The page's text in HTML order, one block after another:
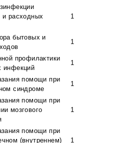
и расходных
1
бытовых и
1
профилактики
инфекций
1
помощи при
синдроме
1
помощи при
мозгового
1
помощи при
(внутреннем)
1